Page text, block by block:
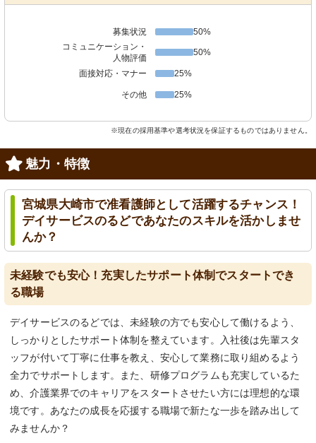
募集状況
50%
コミュニケーション・
人物評価
50%
面接対応・マナー 25%
その他 25%
※現在の採用基準や選考状況を保証するものではありません。
魅力・特徴
宮城県大崎市で准看護師として活躍するチャンス！
デイサービスのるどであなたのスキルを活かしませ
んか？
未経験でも安心！充実したサポート体制でスタートでき
る職場
デイサービスのるどでは、未経験の方でも安心して働けるよう、
しっかりとしたサポート体制を整えています。入社後は先輩スタ
ッフが付いて丁寧に仕事を教え、安心して業務に取り組めるよう
全力でサポートします。また、研修プログラムも充実しているた
め、介護業界でのキャリアをスタートさせたい方には理想的な環
境です。あなたの成長を応援する職場で新たな一歩を踏み出して
みませんか？